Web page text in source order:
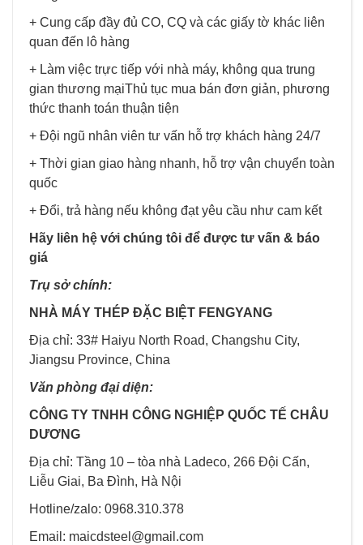
+ Cung cấp đầy đủ CO, CQ và các giấy tờ khác liên
quan đến lô hàng
+ Làm việc trực tiếp với nhà máy, không qua trung
gian thương mạiThủ tục mua bán đơn giản, phương
thức thanh toán thuận tiện
+ Đội ngũ nhân viên tư vấn hỗ trợ khách hàng 24/7
+ Thời gian giao hàng nhanh, hỗ trợ vận chuyển toàn
quốc
+ Đổi, trả hàng nếu không đạt yêu cầu như cam kết
Hãy liên hệ với chúng tôi để được tư vấn & báo
giá
Trụ sở chính:
NHÀ MÁY THÉP ĐẶC BIỆT FENGYANG
Địa chỉ: 33# Haiyu North Road, Changshu City,
Jiangsu Province, China
Văn phòng đại diện:
CÔNG TY TNHH CÔNG NGHIỆP QUỐC TẾ CHÂU
DƯƠNG
Địa chỉ: Tầng 10 – tòa nhà Ladeco, 266 Đội Cấn,
Liễu Giai, Ba Đình, Hà Nội
Hotline/zalo: 0968.310.378
Email: maicdsteel@gmail.com